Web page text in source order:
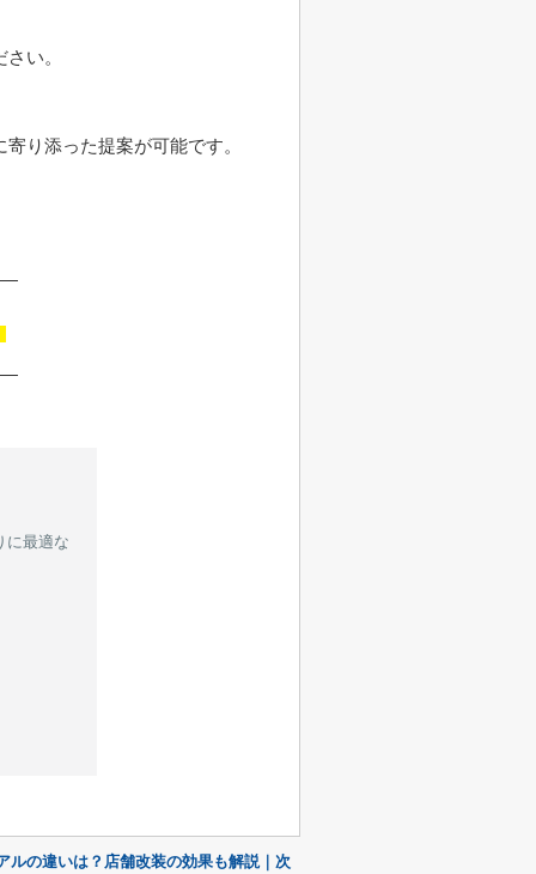
い。
り添った提案が可能です。
に最適な
ルの違いは？店舗改装の効果も解説｜次